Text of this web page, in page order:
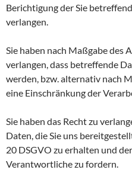
Berichtigung der Sie
verlangen.
Sie haben nach Maßgabe des
verlangen, dass betreffende
werden, bzw. alternativ nach
eine Einschränkung der
Sie haben das Recht zu
Daten, die Sie uns
20 DSGVO zu erhalten und
Verantwortliche zu fordern.